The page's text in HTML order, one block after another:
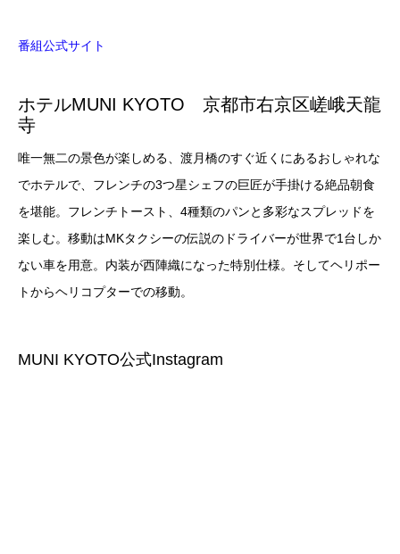
番組公式サイト
ホテルMUNI KYOTO 京都市右京区嵯峨天龍
寺
唯一無二の景色が楽しめる、渡月橋のすぐ近くにあるおしゃれな
でホテルで、フレンチの3つ星シェフの巨匠が手掛ける絶品朝食
を堪能。フレンチトースト、4種類のパンと多彩なスプレッドを
楽しむ。移動はMKタクシーの伝説のドライバーが世界で1台しか
ない車を用意。内装が西陣織になった特別仕様。そしてヘリポー
トからヘリコプターでの移動。
MUNI KYOTO公式Instagram